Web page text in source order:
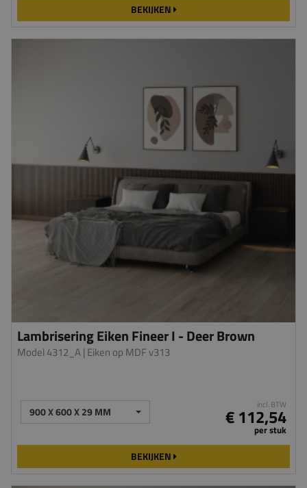
BEKIJKEN
Lambrisering Eiken Fineer I - Deer Brown
Model 4312_A| Eiken op MDF v313
900 X 600 X 29 MM incl. BTW
€ 112,54
per stuk
BEKIJKEN